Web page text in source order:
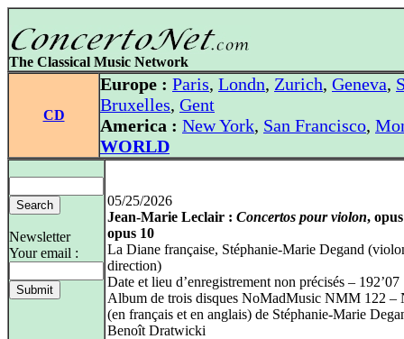
The Classical Music Network
CD
Europe : Paris, Londn, Zurich, Geneva,
Bruxelles, Gent
America : New York, San Francisco,
WORLD
Newsletter
Your email :
05/25/2026
Jean-Marie Leclair : Concertos pour violon,
opus 10
La Diane française, Stéphanie-Marie Degand
direction)
Date et lieu d’enregistrement non précisés – 192’07
Album de trois disques NoMadMusic NMM 122 –
(en français et en anglais) de Stéphanie-Marie
Benoît Dratwicki